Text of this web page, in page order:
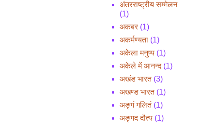
अंतरराष्ट्रीय सम्मेलन
(1)
अकबर (1)
अकर्मण्यता (1)
अकेला मनुष्य (1)
अकेले में आनन्द (1)
अखंड भारत (3)
अखण्ड भारत (1)
अङ्गं गलितं (1)
अङ्गद दौत्य (1)